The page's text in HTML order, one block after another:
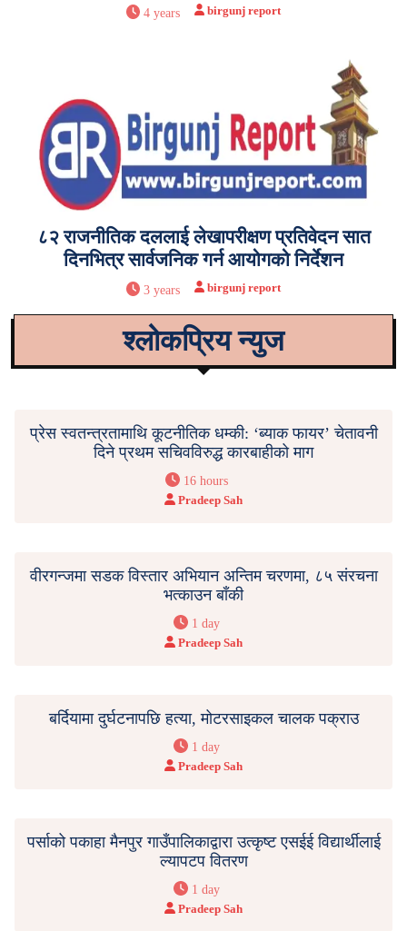
4 years birgunj report
८२ राजनीतिक दललाई लेखापरीक्षण प्रतिवेदन सात
दिनभित्र सार्वजनिक गर्न आयोगको निर्देशन
3 years birgunj report
श्लोकप्रिय न्युज
प्रेस स्वतन्त्रतामाथि कूटनीतिक धम्की: ‘ब्याक फायर’ चेतावनी
दिने प्रथम सचिवविरुद्ध कारबाहीको माग
16 hours
Pradeep Sah
वीरगन्जमा सडक विस्तार अभियान अन्तिम चरणमा, ८५ संरचना
भत्काउन बाँकी
1 day
Pradeep Sah
बर्दियामा दुर्घटनापछि हत्या, मोटरसाइकल चालक पक्राउ
1 day
Pradeep Sah
पर्साको पकाहा मैनपुर गाउँपालिकाद्वारा उत्कृष्ट एसईई विद्यार्थीलाई
ल्यापटप वितरण
1 day
Pradeep Sah